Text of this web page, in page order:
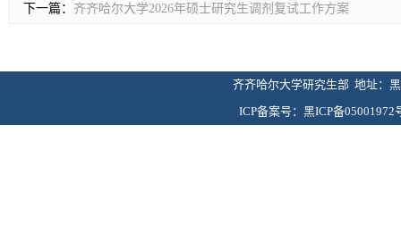
下一篇： 齐齐哈尔大学2026年硕士研究生调剂复试工作方案
齐齐哈尔大学研究生部 地址：
ICP备案号：黑ICP备05001972